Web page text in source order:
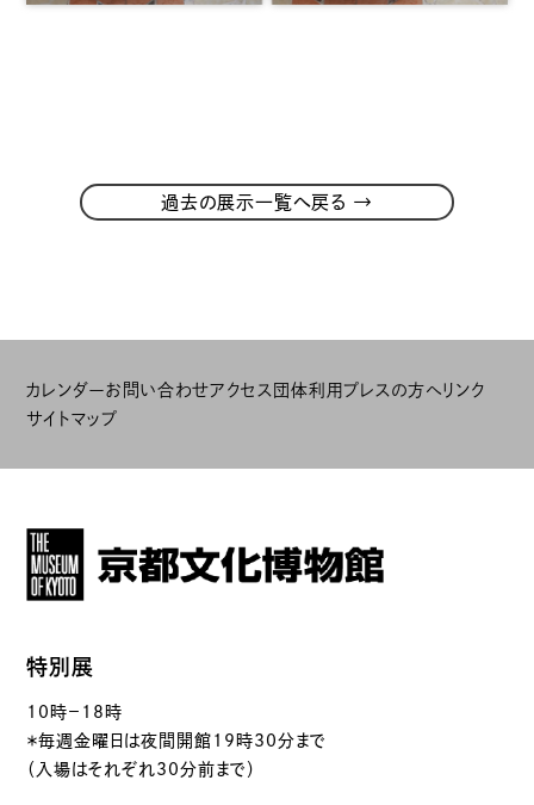
過去の展示一覧へ戻る →
カレンダーお問い合わせアクセス 団体利用 プレスの方へリンク
サイトマップ
特別展
10時－18時
＊毎週金曜日は夜間開館19時30分まで
（入場はそれぞれ30分前まで）